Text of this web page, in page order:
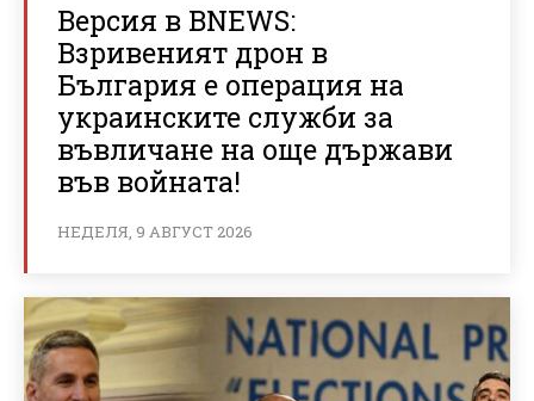
Версия в BNEWS:
Взривеният дрон в
България е операция на
украинските служби за
въвличане на още държави
във войната!
НЕДЕЛЯ, 9 АВГУСТ 2026